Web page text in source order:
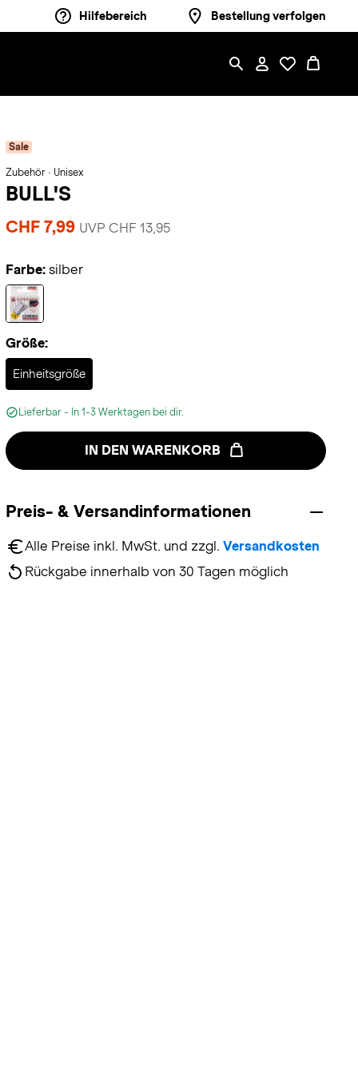
Hilfebereich Bestellung verfolgen
Sale
Zubehör · Unisex
BULL'S
CHF 7,99 UVP CHF 13,95
Farbe: silber
Größe:
Einheitsgröße
Selected
Lieferbar - In 1-3 Werktagen bei dir.
IN DEN WARENKORB
Preis- & Versandinformationen
Alle Preise inkl. MwSt. und zzgl. Versandkosten
Rückgabe innerhalb von 30 Tagen möglich